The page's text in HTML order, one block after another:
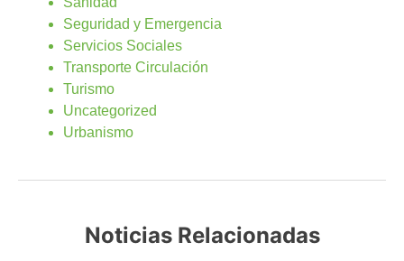
Seguridad y Emergencia
Servicios Sociales
Transporte Circulación
Turismo
Uncategorized
Urbanismo
Noticias Relacionadas